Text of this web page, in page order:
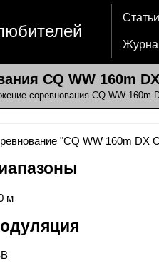
Статьи
CQ WW 160m
соревнования CQ WW 160m
"CQ WW 160m DX
м